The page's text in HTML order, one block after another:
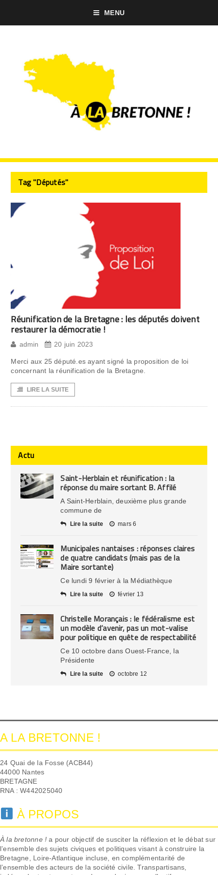
MENU
Tag "Députés"
Réunification de la Bretagne : les députés doivent
restaurer la démocratie !
admin 20 juin 2023
Merci aux 25 député.es ayant signé la proposition de loi
concernant la réunification de la Bretagne.
LIRE LA SUITE
Actu
Saint-Herblain et réunification : la
réponse du maire sortant B. Affilé
A Saint-Herblain, deuxième plus grande
commune de
Lire la suite mars 6
Municipales nantaises : réponses claires
de quatre candidats (mais pas de la
Maire sortante)
Ce lundi 9 février à la Médiathèque
Lire la suite février 13
Christelle Morançais : le fédéralisme est
un modèle d’avenir, pas un mot-valise
pour politique en quête de respectabilité
Ce 10 octobre dans Ouest-France, la
Présidente
Lire la suite octobre 12
A LA BRETONNE !
24 Quai de la Fosse (ACB44)
44000 Nantes
BRETAGNE
RNA : W442025040
À PROPOS
À la bretonne ! a pour objectif de susciter la réflexion et le débat sur
l’ensemble des sujets civiques et politiques visant à construire la
Bretagne, Loire-Atlantique incluse, en complémentarité de
l’ensemble des acteurs de la société civile. Transpartisans,